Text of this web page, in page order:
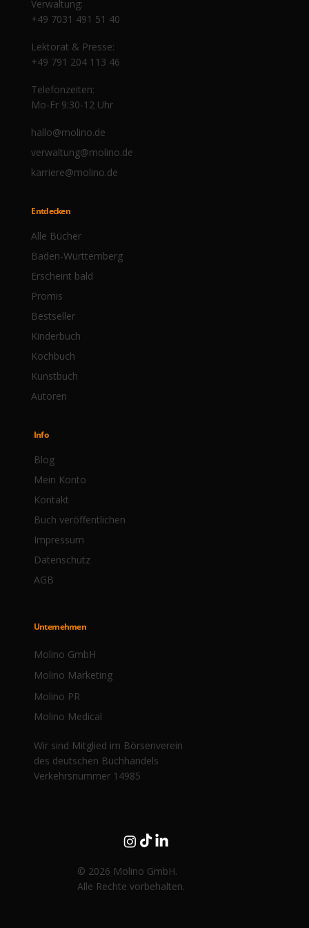
Wir sind Mitglied im Börsenverein
des deutschen Buchhandels
Verkehrsnummer 14985
Verwaltung:
+49 7031 491 51 40
Lektorat & Presse:
+49 791 204 113 46
Telefonzeiten:
Mo-Fr 9:30-12 Uhr
hallo@molino.de
verwaltung@molino.de
karriere@molino.de
Entdecken
Alle Bücher
Erscheint bald
Bestseller
Baden-Württemberg
Promis
Kinderbuch
Kochbuch
Kunstbuch
Autoren
Info
Blog
Mein Konto
Kontakt
Buch veröffentlichen
Impressum
Datenschutz
AGB
Unternehmen
Molino GmbH
Molino Marketing
Molino PR
Molino Medical
© 2026 Molino GmbH.
Alle Rechte vorbehalten.